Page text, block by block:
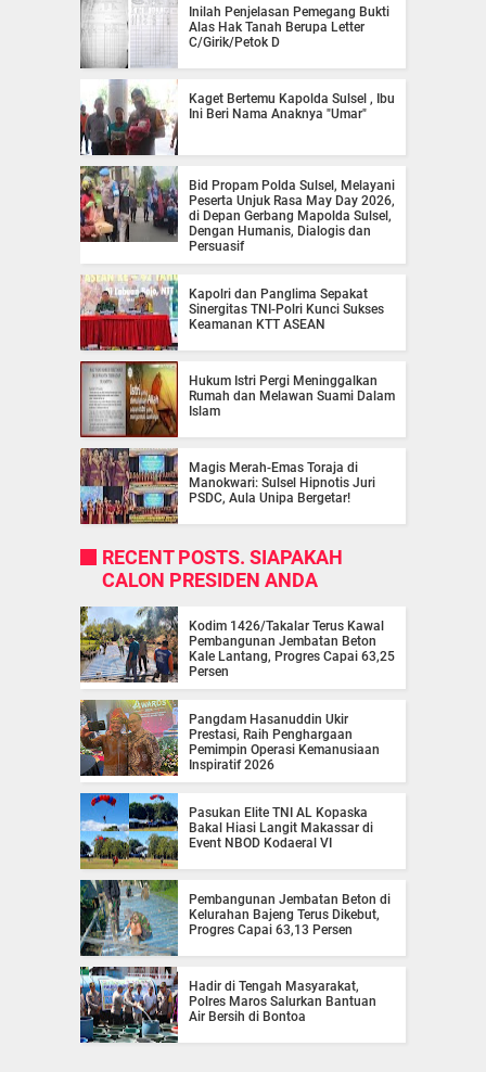
Inilah Penjelasan Pemegang Bukti
Alas Hak Tanah Berupa Letter
C/Girik/Petok D
Kaget Bertemu Kapolda Sulsel , Ibu
Ini Beri Nama Anaknya "Umar"
Bid Propam Polda Sulsel, Melayani
Peserta Unjuk Rasa May Day 2026,
di Depan Gerbang Mapolda Sulsel,
Dengan Humanis, Dialogis dan
Persuasif
Kapolri dan Panglima Sepakat
Sinergitas TNI-Polri Kunci Sukses
Keamanan KTT ASEAN
Hukum Istri Pergi Meninggalkan
Rumah dan Melawan Suami Dalam
Islam
Magis Merah-Emas Toraja di
Manokwari: Sulsel Hipnotis Juri
PSDC, Aula Unipa Bergetar!
RECENT POSTS. SIAPAKAH
CALON PRESIDEN ANDA
Kodim 1426/Takalar Terus Kawal
Pembangunan Jembatan Beton
Kale Lantang, Progres Capai 63,25
Persen
Pangdam Hasanuddin Ukir
Prestasi, Raih Penghargaan
Pemimpin Operasi Kemanusiaan
Inspiratif 2026
Pasukan Elite TNI AL Kopaska
Bakal Hiasi Langit Makassar di
Event NBOD Kodaeral VI
Pembangunan Jembatan Beton di
Kelurahan Bajeng Terus Dikebut,
Progres Capai 63,13 Persen
Hadir di Tengah Masyarakat,
Polres Maros Salurkan Bantuan
Air Bersih di Bontoa